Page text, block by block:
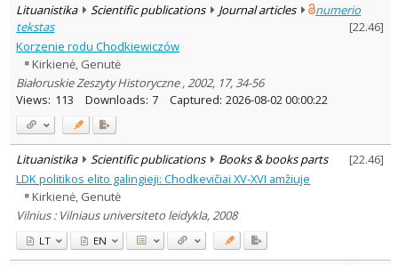
Lituanistika Scientific publications Journal articles
numerio
tekstas
[22.46]
Korzenie rodu Chodkiewiczów
Kirkienė, Genutė
Białoruskie Zeszyty Historyczne , 2002, 17, 34-56
Views: 113 Downloads: 7 Captured: 2026-08-02 00:00:22
Lituanistika Scientific publications Books & books parts [22.46]
LDK politikos elito galingieji: Chodkevičiai XV-XVI amžiuje
Kirkienė, Genutė
Vilnius : Vilniaus universiteto leidykla, 2008
LT EN